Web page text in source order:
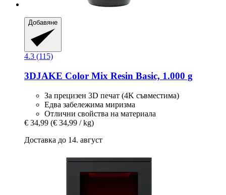
Добавяне
4.3 (115)
3DJAKE Color Mix Resin Basic, 1.000 g
За прецизен 3D печат (4K съвместима)
Едва забележима миризма
Отлични свойства на материала
€ 34,99 (€ 34,99 / kg)
Доставка до 14. август